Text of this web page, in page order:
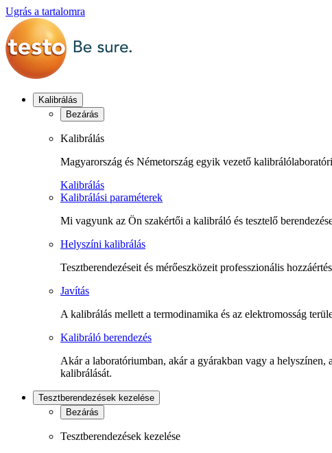
Ugrás a tartalomra
Kalibrálás
Bezárás
Kalibrálás
Magyarország és Németország egyik vezető
Kalibrálás
Kalibrálási paraméterek
Mi vagyunk az Ön szakértői a kalibráló és tesztelő
Helyszíni kalibrálás
Tesztberendezéseit és mérőeszközeit professzionális
Javítás
A kalibrálás mellett a termodinamika és az elektromosság
Kalibráló berendezés
Akár a laboratóriumban, akár a gyárakban vagy a
kalibrálását.
Tesztberendezések kezelése
Bezárás
Tesztberendezések kezelése